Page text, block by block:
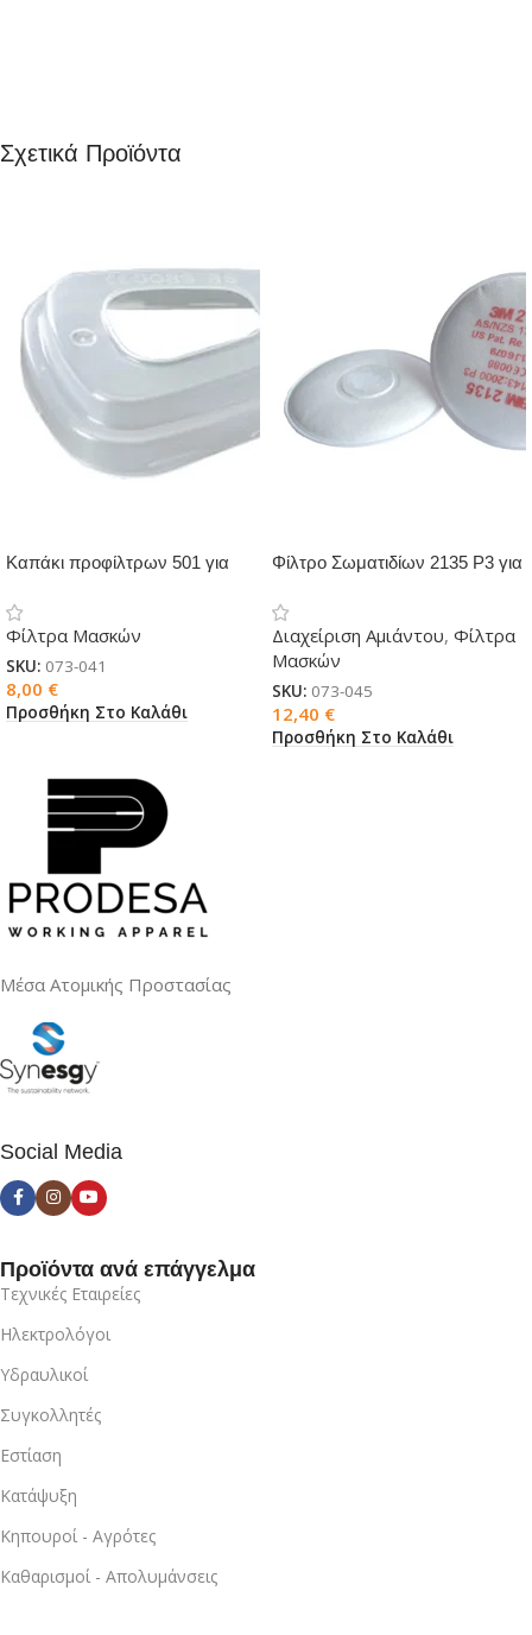
Σχετικά Προϊόντα
Καπάκι προφίλτρων 501 για
Φίλτρα Μασκών
SKU: 073-041
8,00 €
Προσθήκη Στο Καλάθι
Φίλτρο Σωματιδίων 2135 P3 για
Διαχείριση Αμιάντου, Φίλτρα
Μασκών
SKU: 073-045
12,40 €
Προσθήκη Στο Καλάθι
Μέσα Ατομικής Προστασίας
Social Media
Προϊόντα ανά επάγγελμα
Τεχνικές Εταιρείες
Ηλεκτρολόγοι
Υδραυλικοί
Συγκολλητές
Εστίαση
Κατάψυξη
Κηπουροί - Αγρότες
Καθαρισμοί - Απολυμάνσεις